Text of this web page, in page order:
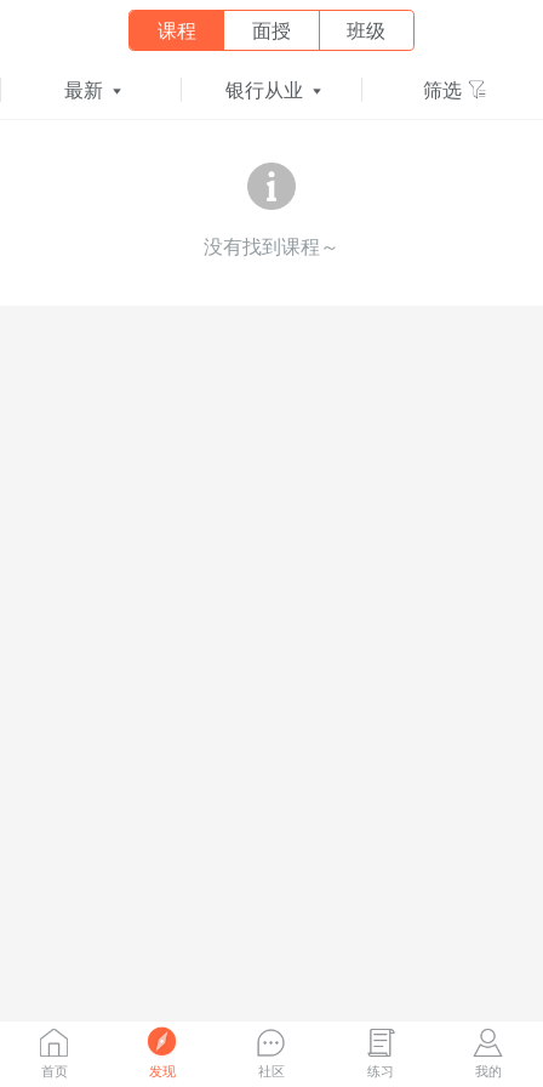
课程 面授 班级
最新 银行从业 筛选
没有找到课程～
首页 发现 社区 练习 我的